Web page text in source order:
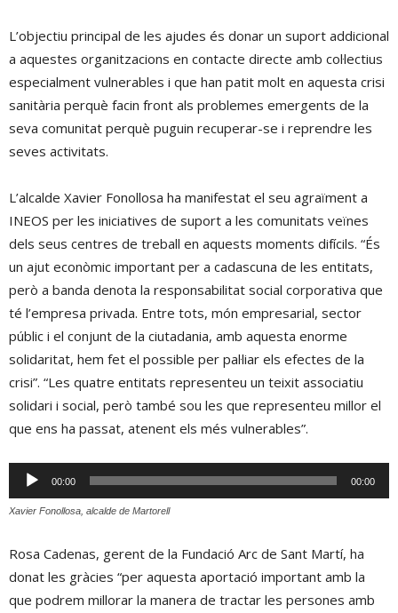
L’objectiu principal de les ajudes és donar un suport addicional
a aquestes organitzacions en contacte directe amb col·lectius
especialment vulnerables i que han patit molt en aquesta crisi
sanitària perquè facin front als problemes emergents de la
seva comunitat perquè puguin recuperar-se i reprendre les
seves activitats.
L’alcalde Xavier Fonollosa ha manifestat el seu agraïment a
INEOS per les iniciatives de suport a les comunitats veïnes
dels seus centres de treball en aquests moments difícils. “És
un ajut econòmic important per a cadascuna de les entitats,
però a banda denota la responsabilitat social corporativa que
té l’empresa privada. Entre tots, món empresarial, sector
públic i el conjunt de la ciutadania, amb aquesta enorme
solidaritat, hem fet el possible per pal·liar els efectes de la
crisi”. “Les quatre entitats representeu un teixit associatiu
solidari i social, però també sou les que representeu millor el
que ens ha passat, atenent els més vulnerables”.
Reproductor
d'àudio
00:00 00:00
Xavier Fonollosa, alcalde de Martorell
Rosa Cadenas, gerent de la Fundació Arc de Sant Martí, ha
donat les gràcies “per aquesta aportació important amb la
que podrem millorar la manera de tractar les persones amb